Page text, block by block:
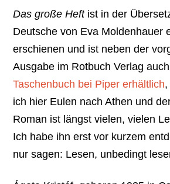
Das große Heftist in der
Deutsche von Eva Moldenhauer
erschienen und ist neben der
Ausgabe im Rotbuch Verlag
Taschenbuch bei Piper erhältlich
ich hier Eulen nach Athen und
Roman ist längst vielen, vielen
Ich habe ihn erst vor kurzem
nur sagen: Lesen, unbedingt